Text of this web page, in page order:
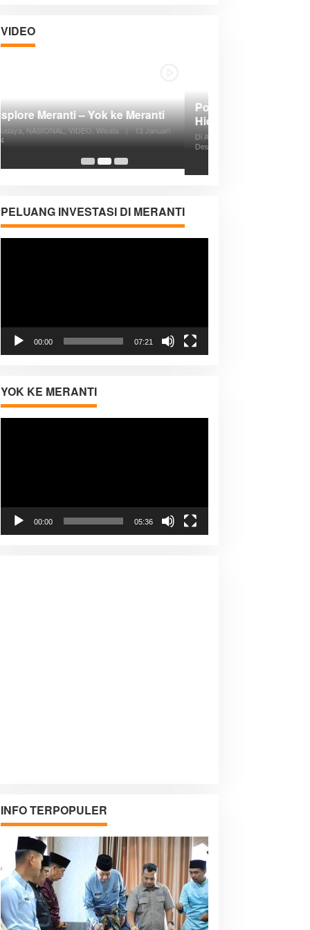
VIDEO
Posyandu Melayani Semua Siklus
Hidup
Di ADVERTORIAL, Kesehatan, VIDEO |
27
Desember 2023
PELUANG INVESTASI DI MERANTI
Pemutar
00:00 07:21
YOK KE MERANTI
Pemutar
00:00 05:36
INFO TERPOPULER